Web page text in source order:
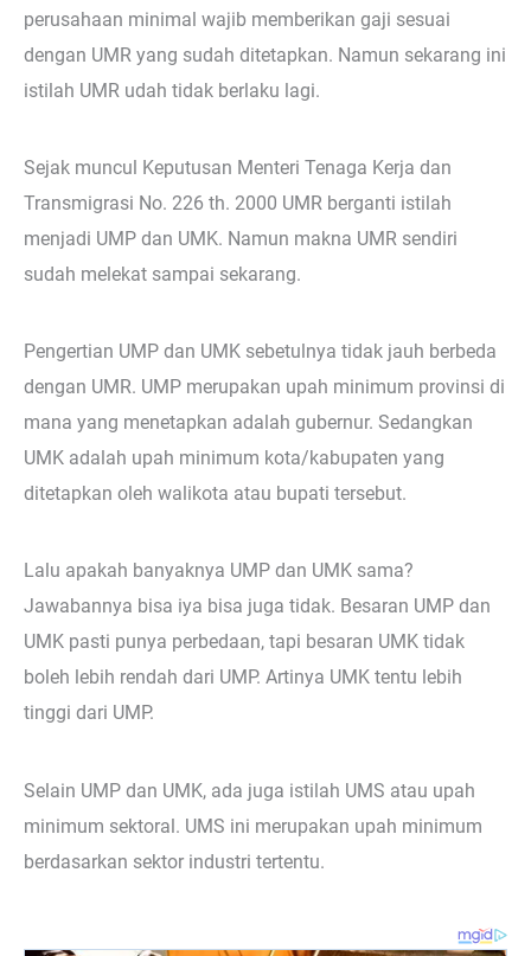
perusahaan minimal wajib memberikan gaji sesuai
dengan UMR yang sudah ditetapkan. Namun sekarang ini
istilah UMR udah tidak berlaku lagi.
Sejak muncul Keputusan Menteri Tenaga Kerja dan
Transmigrasi No. 226 th. 2000 UMR berganti istilah
menjadi UMP dan UMK. Namun makna UMR sendiri
sudah melekat sampai sekarang.
Pengertian UMP dan UMK sebetulnya tidak jauh berbeda
dengan UMR. UMP merupakan upah minimum provinsi di
mana yang menetapkan adalah gubernur. Sedangkan
UMK adalah upah minimum kota/kabupaten yang
ditetapkan oleh walikota atau bupati tersebut.
Lalu apakah banyaknya UMP dan UMK sama?
Jawabannya bisa iya bisa juga tidak. Besaran UMP dan
UMK pasti punya perbedaan, tapi besaran UMK tidak
boleh lebih rendah dari UMP. Artinya UMK tentu lebih
tinggi dari UMP.
Selain UMP dan UMK, ada juga istilah UMS atau upah
minimum sektoral. UMS ini merupakan upah minimum
berdasarkan sektor industri tertentu.